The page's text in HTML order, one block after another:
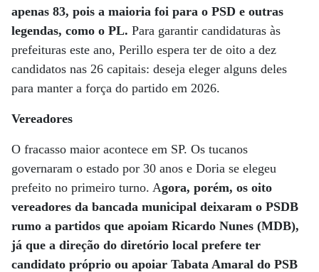
apenas 83, pois a maioria foi para o PSD e outras
legendas, como o PL. Para garantir candidaturas às
prefeituras este ano, Perillo espera ter de oito a dez
candidatos nas 26 capitais: deseja eleger alguns deles
para manter a força do partido em 2026.
Vereadores
O fracasso maior acontece em SP. Os tucanos
governaram o estado por 30 anos e Doria se elegeu
prefeito no primeiro turno. Agora, porém, os oito
vereadores da bancada municipal deixaram o PSDB
rumo a partidos que apoiam Ricardo Nunes (MDB),
já que a direção do diretório local prefere ter
candidato próprio ou apoiar Tabata Amaral do PSB